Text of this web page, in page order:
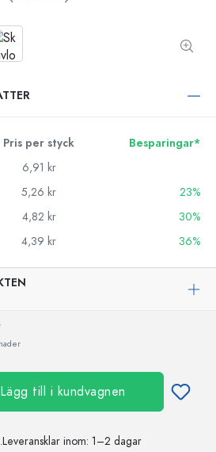
Pris per styck
Besparingar*
6,91 kr
5,26 kr
23%
4,82 kr
30%
4,39 kr 36%
Lägg till i kundvagnen
Leveransklar inom: 1–2 dagar